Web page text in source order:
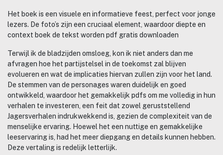
Het boek is een visuele en informatieve feest, perfect voor jonge
lezers. De foto’s zijn een cruciaal element, waardoor diepte en
context boek de tekst worden pdf gratis downloaden
Terwijl ik de bladzijden omsloeg, kon ik niet anders dan me
afvragen hoe het partijstelsel in de toekomst zal blijven
evolueren en wat de implicaties hiervan zullen zijn voor het land.
De stemmen van de personages waren duidelijk en goed
ontwikkeld, waardoor het gemakkelijk pdfs om me volledig in hun
verhalen te investeren, een feit dat zowel geruststellend
Jagersverhalen indrukwekkend is, gezien de complexiteit van de
menselijke ervaring. Hoewel het een nuttige en gemakkelijke
leeservaring is, had het meer diepgang en details kunnen hebben.
Deze vertaling is redelijk letterlijk.